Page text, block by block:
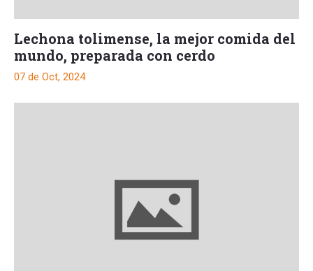
Lechona tolimense, la mejor comida del
mundo, preparada con cerdo
07 de Oct, 2024